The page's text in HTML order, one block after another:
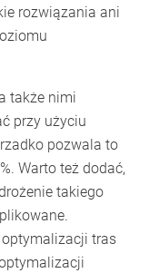
rozwiązania ani
także nimi
przy użyciu
pozwala to
Warto też dodać,
takiego
tras